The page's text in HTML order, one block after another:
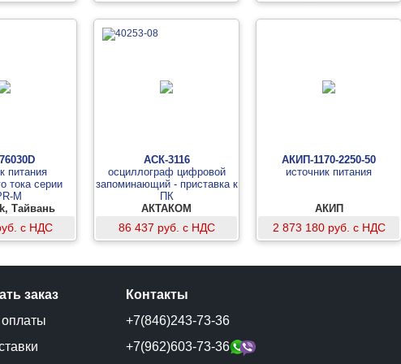
питания
тока серии
M
Тайвань
с НДС
АСК-3116
осциллограф цифровой
запоминающий - приставка к
ПК
АКТАКОМ
86 437 руб. с НДС
АКИП-1170-2250-50
источник питания
АКИП
2 873 180 руб. с НДС
заказ
Контакты
+7(846)243-73-36
+7(962)603-73-36